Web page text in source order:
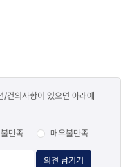
건의사항이 있으면 아래에
불만족 매우불만족
의견 남기기